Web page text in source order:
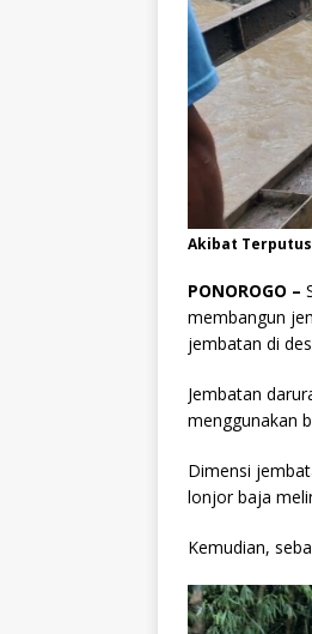
Akibat
PONOROGO –
membangun
jembatan di
Jembatan
menggunakan
Dimensi
lonjor baja
Kemudian,